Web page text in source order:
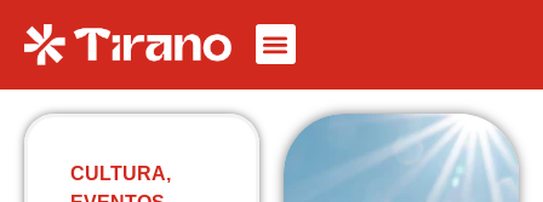
CULTURA,